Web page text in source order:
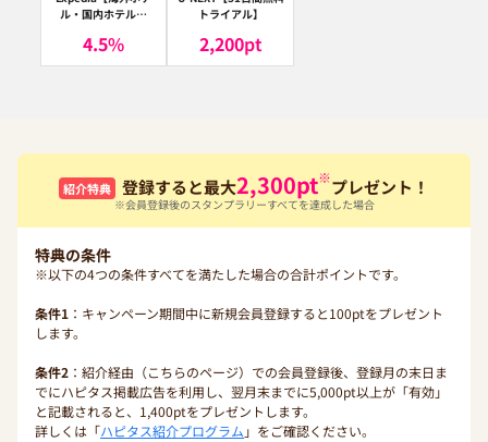
ル・国内ホテル予
ア）
4.5%
トライアル】
2,200pt
紹介特典 登録すると最大2,300pt※プレゼント！
※会員登録後のスタンプラリーすべてを達成した場合
特典の条件
※以下の4つの条件すべてを満たした場合の合計ポイントです。
条件1 ：キャンペーン期間中に新規会員登録すると100ptをプレゼント
します。
条件2 ：紹介経由（こちらのページ）での会員登録後、登録月の末日ま
でにハピタス掲載広告を利用し、翌月末までに5,000pt以上が「有効」
と記載されると、1,400ptをプレゼントします。
詳しくは「ハピタス紹介プログラム 」をご確認ください。